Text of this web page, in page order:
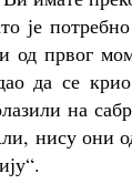
је
првог
да се
на
нису они